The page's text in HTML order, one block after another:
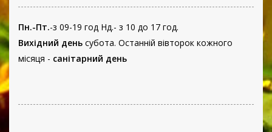
Пн.-Пт.-з 09-19 год Нд.- з 10 до 17 год.
Вихідний день субота. Останній вівторок кожного
місяця - санітарний день